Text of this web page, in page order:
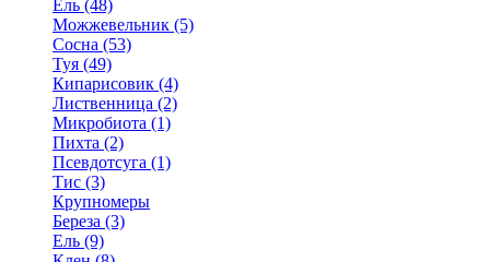
Ель (48)
Можжевельник (5)
Сосна (53)
Туя (49)
Кипарисовик (4)
Лиственница (2)
Микробиота (1)
Пихта (2)
Псевдотсуга (1)
Тис (3)
Крупномеры
Береза (3)
Ель (9)